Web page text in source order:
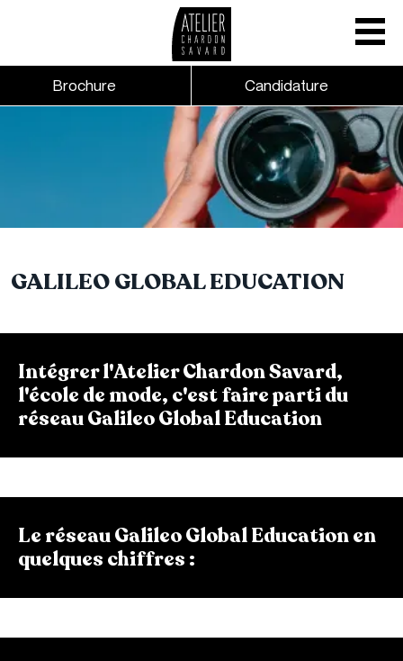
Brochure Candidature
GALILEO GLOBAL EDUCATION
Intégrer l'Atelier Chardon Savard,
l'école de mode, c'est faire parti du
réseau Galileo Global Education
Le réseau Galileo Global Education en
quelques chiffres :